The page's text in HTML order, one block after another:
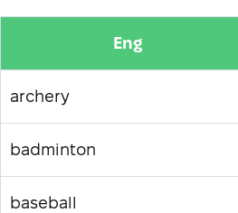
Eng
archery
badminton
baseball